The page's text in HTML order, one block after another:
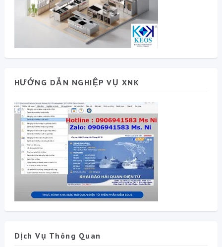
HƯỚNG DẪN NGHIỆP VỤ XNK
Dịch Vụ Thông Quan